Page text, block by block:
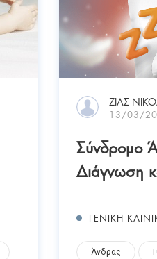
ΖΙΑΣ
13/03/
Σύνδρομο
Διάγνωση
ΓΕΝΙΚΗ
Άνδρας